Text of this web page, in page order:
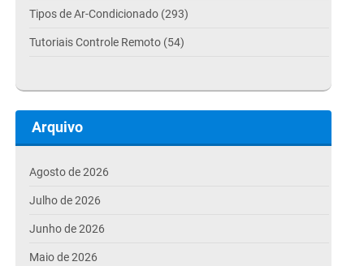
Tipos de Ar-Condicionado (293)
Tutoriais Controle Remoto (54)
Arquivo
Agosto de 2026
Julho de 2026
Junho de 2026
Maio de 2026